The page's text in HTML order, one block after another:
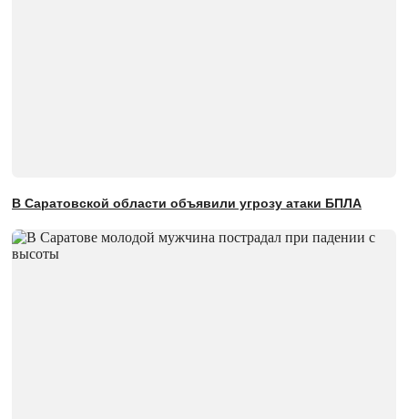
В Саратовской области объявили угрозу атаки БПЛА